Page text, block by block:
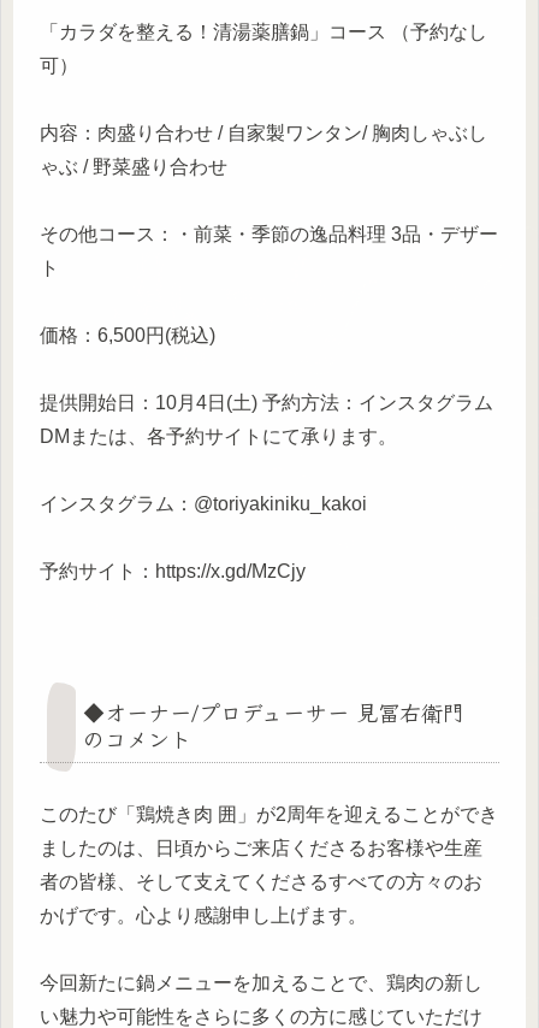
「カラダを整える！清湯薬膳鍋」コース （予約なし
可）
内容：肉盛り合わせ / 自家製ワンタン/ 胸肉しゃぶし
ゃぶ / 野菜盛り合わせ
その他コース：・前菜・季節の逸品料理 3品・デザー
ト
価格：6,500円(税込)
提供開始日：10月4日(土) 予約方法：インスタグラム
DMまたは、各予約サイトにて承ります。
インスタグラム：@toriyakiniku_kakoi
予約サイト：https://x.gd/MzCjy
◆オーナー/プロデューサー 見冨右衛門
のコメント
このたび「鶏焼き肉 囲」が2周年を迎えることができ
ましたのは、日頃からご来店くださるお客様や生産
者の皆様、そして支えてくださるすべての方々のお
かげです。心より感謝申し上げます。
今回新たに鍋メニューを加えることで、鶏肉の新し
い魅力や可能性をさらに多くの方に感じていただけ